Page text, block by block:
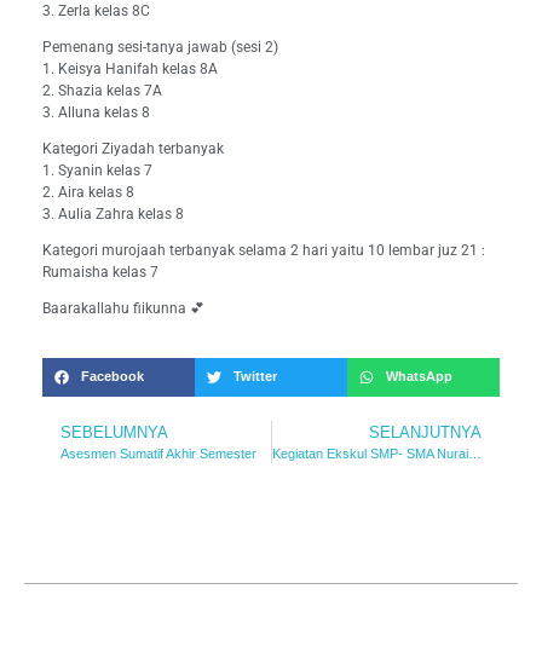
3. Zerla kelas 8C
Pemenang sesi-tanya jawab (sesi 2)
1. Keisya Hanifah kelas 8A
2. Shazia kelas 7A
3. Alluna kelas 8
Kategori Ziyadah terbanyak
1. Syanin kelas 7
2. Aira kelas 8
3. Aulia Zahra kelas 8
Kategori murojaah terbanyak selama 2 hari yaitu 10 lembar juz 21 :
Rumaisha kelas 7
Baarakallahu fiikunna 💕
Facebook Twitter WhatsApp
SEBELUMNYA
Asesmen Sumatif Akhir Semester
SELANJUTNYA
Kegiatan Ekskul SMP- SMA Nuraida